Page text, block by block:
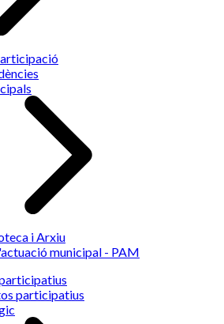
i Arxiu
municipal - PAM
participatius